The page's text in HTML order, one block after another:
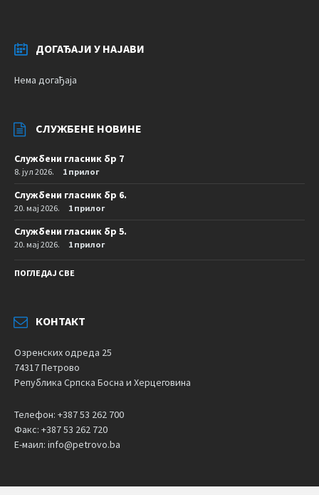
ДОГАЂАЈИ У НАЈАВИ
Нема догађаја
СЛУЖБЕНЕ НОВИНЕ
Службени гласник бр 7
8. јул 2026. 1 прилог
Службени гласник бр 6.
20. мај 2026. 1 прилог
Службени гласник бр 5.
20. мај 2026. 1 прилог
ПОГЛЕДАЈ СВЕ
КОНТАКТ
Озренских одреда 25
74317 Петрово
Република Српска Босна и Херцеговина
Телефон: +387 53 262 700
Факс: +387 53 262 720
Е-маил: info@petrovo.ba